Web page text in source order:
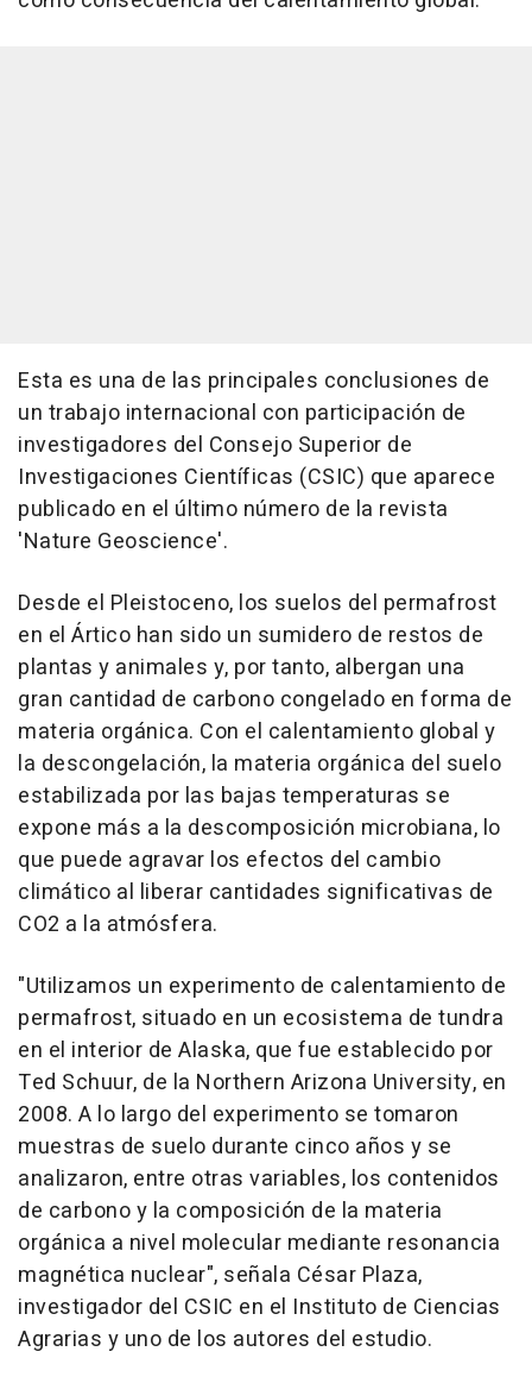
Esta es una de las principales conclusiones de
un trabajo internacional con participación de
investigadores del Consejo Superior de
Investigaciones Científicas (CSIC) que aparece
publicado en el último número de la revista
'Nature Geoscience'.
Desde el Pleistoceno, los suelos del permafrost
en el Ártico han sido un sumidero de restos de
plantas y animales y, por tanto, albergan una
gran cantidad de carbono congelado en forma de
materia orgánica. Con el calentamiento global y
la descongelación, la materia orgánica del suelo
estabilizada por las bajas temperaturas se
expone más a la descomposición microbiana, lo
que puede agravar los efectos del cambio
climático al liberar cantidades significativas de
CO2 a la atmósfera.
"Utilizamos un experimento de calentamiento de
permafrost, situado en un ecosistema de tundra
en el interior de Alaska, que fue establecido por
Ted Schuur, de la Northern Arizona University, en
2008. A lo largo del experimento se tomaron
muestras de suelo durante cinco años y se
analizaron, entre otras variables, los contenidos
de carbono y la composición de la materia
orgánica a nivel molecular mediante resonancia
magnética nuclear", señala César Plaza,
investigador del CSIC en el Instituto de Ciencias
Agrarias y uno de los autores del estudio.